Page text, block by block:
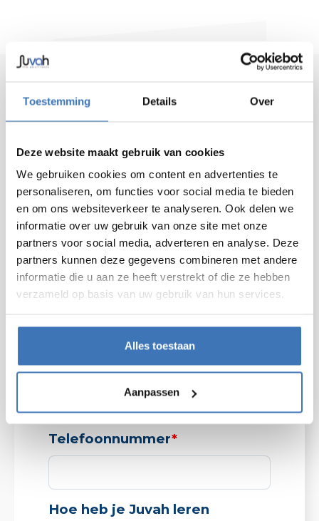
Toestemming Details Over
Deze website maakt gebruik van cookies
We gebruiken cookies om content en advertenties te
personaliseren, om functies voor social media te bieden
en om ons websiteverkeer te analyseren. Ook delen we
informatie over uw gebruik van onze site met onze
partners voor social media, adverteren en analyse. Deze
partners kunnen deze gegevens combineren met andere
informatie die u aan ze heeft verstrekt of die ze hebben
verzameld op basis van uw gebruik van hun services.
Alles toestaan
Aanpassen
SOLLICITEER NU
Vacature*
Naam*
Voornaam*
E-mailadres*
Telefoonnummer*
Hoe heb je Juvah leren